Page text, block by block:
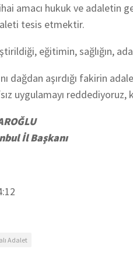
amacı hukuk ve
tesis etmektir.
eğitimin, sağlığın,
dağdan aşırdığı fakirin
uygulamayı reddediyoruz,
İl Başkanı
Adalet